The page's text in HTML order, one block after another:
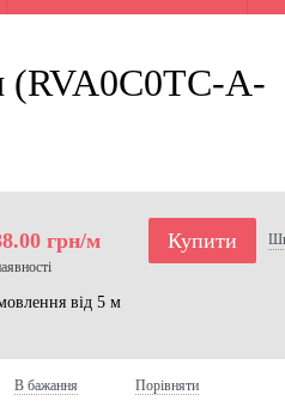
(RVA0C0TC-A-
грн/м Купити
від 5 м
В бажання Порівняти